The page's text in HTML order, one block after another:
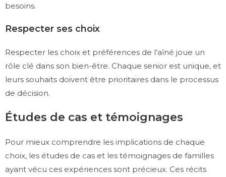
besoins.
Respecter ses choix
Respecter les choix et préférences de l’aîné joue un
rôle clé dans son bien-être. Chaque senior est unique, et
leurs souhaits doivent être prioritaires dans le processus
de décision.
Études de cas et témoignages
Pour mieux comprendre les implications de chaque
choix, les études de cas et les témoignages de familles
ayant vécu ces expériences sont précieux. Ces récits